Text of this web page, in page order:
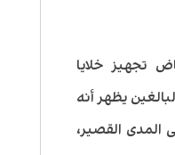
تجهيز خلايا
يظهر أنه
المدى القصير،